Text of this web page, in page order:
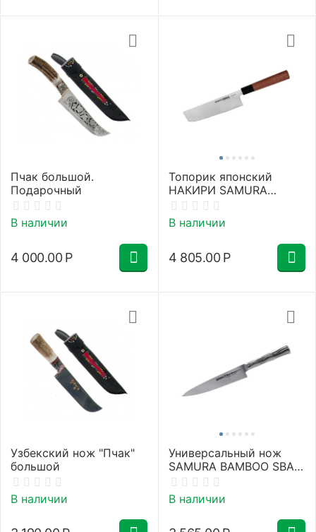
Пчак большой.
Подарочный
В наличии
4 000.00 Р
Топорик японский
НАКИРИ SAMURA
OKINAWA SO-0174/Y
В наличии
4 805.00 Р
Узбекский нож "Пчак"
большой
В наличии
Универсальный нож
SAMURA BAMBOO SBA-
0021/Y
В наличии